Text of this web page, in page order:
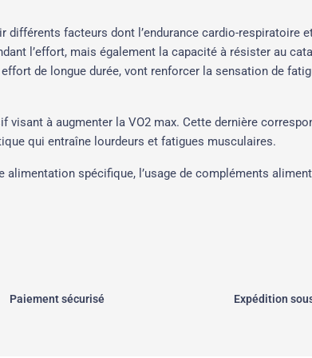
facteurs dont l’endurance cardio-respiratoire
l’effort, mais également la capacité à résister au
de longue durée, vont renforcer la sensation de
à augmenter la VO2 max. Cette dernière
qui entraîne lourdeurs et fatigues musculaires.
alimentation spécifique, l’usage de compléments
Paiement sécurisé Expédition